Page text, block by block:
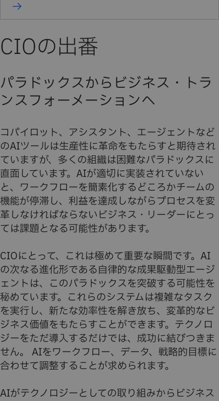
CIOの出番
パラドックスからビジネス・トラ
ンスフォーメーションへ
コパイロット、アシスタント、エージェントなど
のAIツールは生産性に革命をもたらすと期待され
ていますが、多くの組織は困難なパラドックスに
直面しています。AIが適切に実装されていない
と、ワークフローを簡素化するどころかチームの
機能が停滞し、利益を達成しながらプロセスを変
革しなければならないビジネス・リーダーにとっ
ては課題となる可能性があります。
CIOにとって、これは極めて重要な瞬間です。AI
の次なる進化形である自律的な成果駆動型エージ
ェントは、このパラドックスを突破する可能性を
秘めています。これらのシステムは複雑なタスク
を実行し、新たな効率性を解き放ち、変革的なビ
ジネス価値をもたらすことができます。テクノロ
ジーをただ導入するだけでは、成功に結びつきま
せん。 AIをワークフロー、データ、戦略的目標に
合わせて調整することが求められます。
AIがテクノロジーとしての取り組みからビジネス